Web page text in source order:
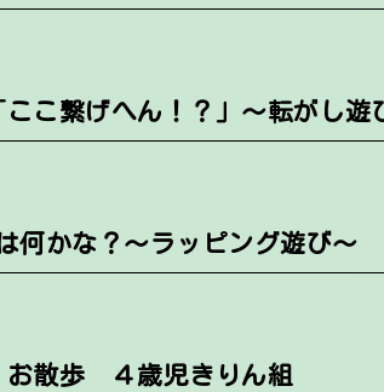
こ繋げへん！？」～転がし遊
何かな？～ラッピング遊び～
散歩 ４歳児きりん組